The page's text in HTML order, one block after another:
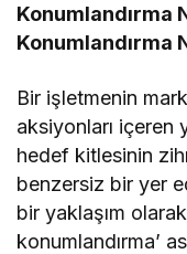
Konumlandırma
Konumlandırma
Bir işletmenin
aksiyonları içeren
hedef kitlesinin
benzersiz bir yer
bir yaklaşım
konumlandırma’